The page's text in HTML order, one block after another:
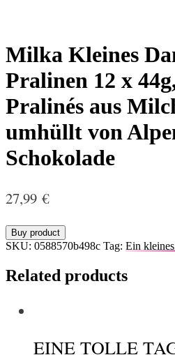
Milka Kleines
Pralinen 12 x
Pralinés aus
umhüllt von
Schokolade
27,99 €
Buy product
SKU: 0588570b498c Tag: Ein
Related products
EINE TOLLE